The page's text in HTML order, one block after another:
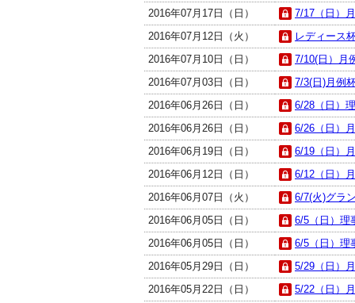
2016年07月17日（日）
7/17（日）
2016年07月12日（火）
レディース
2016年07月10日（日）
7/10(日）月
2016年07月03日（日）
7/3(日)月例
2016年06月26日（日）
6/28（日）
2016年06月26日（日）
6/26（日）
2016年06月19日（日）
6/19（日）
2016年06月12日（日）
6/12（日）
2016年06月07日（火）
6/7(火)グラ
2016年06月05日（日）
6/5（日）理
2016年06月05日（日）
6/5（日）理
2016年05月29日（日）
5/29（日）
2016年05月22日（日）
5/22（日）